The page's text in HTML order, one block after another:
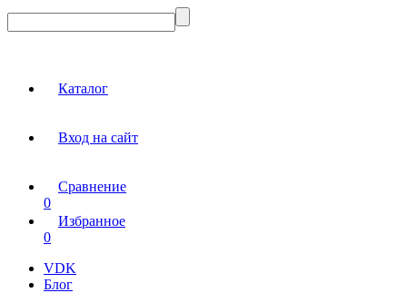
Каталог
Вход на сайт
Сравнение
0
Избранное
0
VDK
Блог